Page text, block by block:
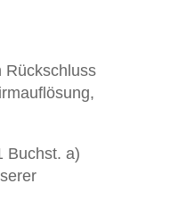
Rückschluss
Buchst. a)